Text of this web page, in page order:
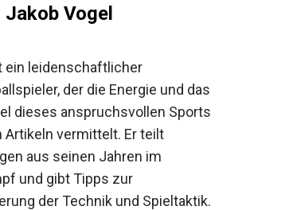
Jakob Vogel
leidenschaftlicher
der die Energie und das
dieses anspruchsvollen Sports
vermittelt. Er teilt
aus seinen Jahren im
und gibt Tipps zur
der Technik und Spieltaktik.